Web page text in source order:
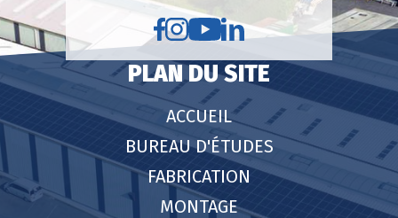
PLAN DU SITE
ACCUEIL
BUREAU D'ÉTUDES
FABRICATION
MONTAGE